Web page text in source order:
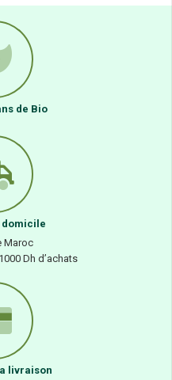
de Bio
domicile
Maroc
Dh d’achats
livraison